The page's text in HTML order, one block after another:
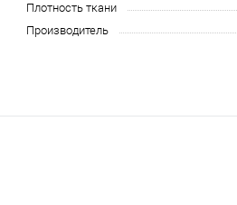
Плотность ткани
Производитель